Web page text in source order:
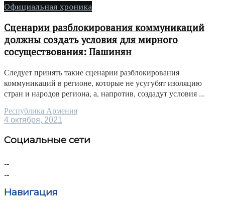
Официальная хроника
Сценарии разблокирования коммуникаций
должны создать условия для мирного
сосуществования: Пашинян
Следует принять такие сценарии разблокирования
коммуникаций в регионе, которые не усугубят изоляцию
стран и народов региона, а, напротив, создадут условия ...
Республика Армения
4 октября, 2021
Социальные сети
Навигация